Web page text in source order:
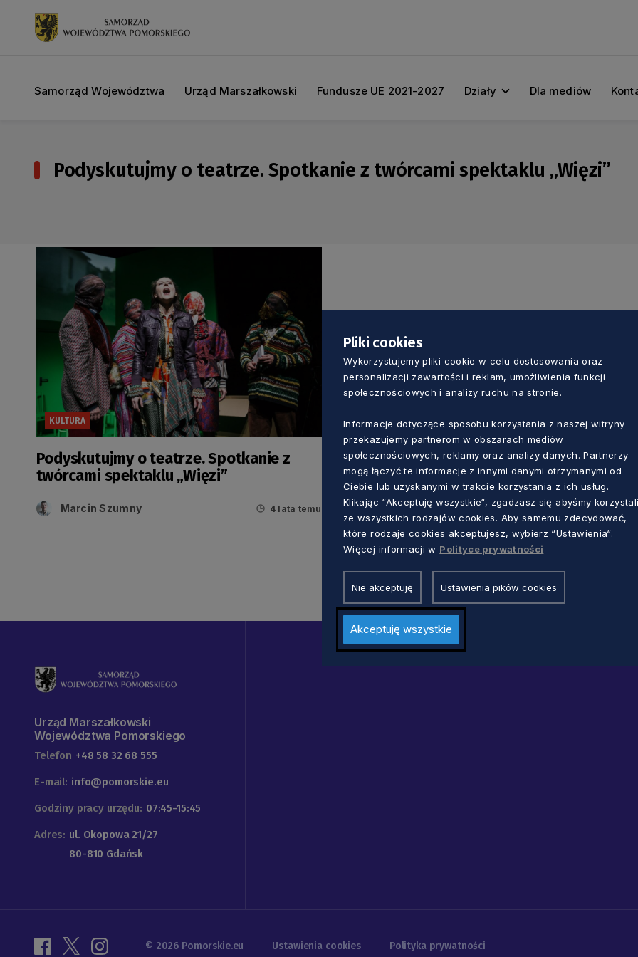
Samorząd Województwa Urząd Marszałkowski Fundusze UE 2021-2027 Działy Dla mediów
Podyskutujmy o teatrze. Spotkanie z twórcami spektaklu „Więzi”
KULTURA
Podyskutujmy o teatrze. Spotkanie z
twórcami spektaklu „Więzi”
Marcin Szumny 4 lata temu
Urząd Marszałkowski
Województwa Pomorskiego
Telefon +48 58 32 68 555
E-mail: info@pomorskie.eu
Godziny pracy urzędu: 07:45-15:45
Adres: ul. Okopowa 21/27
80-810 Gdańsk
© 2026 Pomorskie.eu Ustawienia cookies Polityka prywatności
Pliki cookies
Wykorzystujemy pliki cookie w celu dostosowania oraz
personalizacji zawartości i reklam, umożliwienia funkcji
społecznościowych i analizy ruchu na stronie.
Informacje dotyczące sposobu korzystania z naszej witryny
przekazujemy partnerom w obszarach mediów
społecznościowych, reklamy oraz analizy danych. Partnerzy
mogą łączyć te informacje z innymi danymi otrzymanymi od
Ciebie lub uzyskanymi w trakcie korzystania z ich usług.
Klikając “Akceptuję wszystkie“, zgadzasz się abyśmy
ze wszystkich rodzajów cookies. Aby samemu zdecydować,
które rodzaje cookies akceptujesz, wybierz “Ustawienia“.
Więcej informacji w Polityce prywatności
Nie akceptuję Ustawienia pików cookies
Akceptuję wszystkie